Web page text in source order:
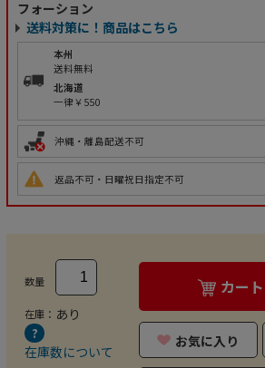
フォーション
送料対策に！商品はこちら
本州
送料無料
北海道
一律￥550
沖縄・離島配送不可
返品不可・日曜祝日指定不可
数量
在庫： あり
在庫数について
カー
お気に入り